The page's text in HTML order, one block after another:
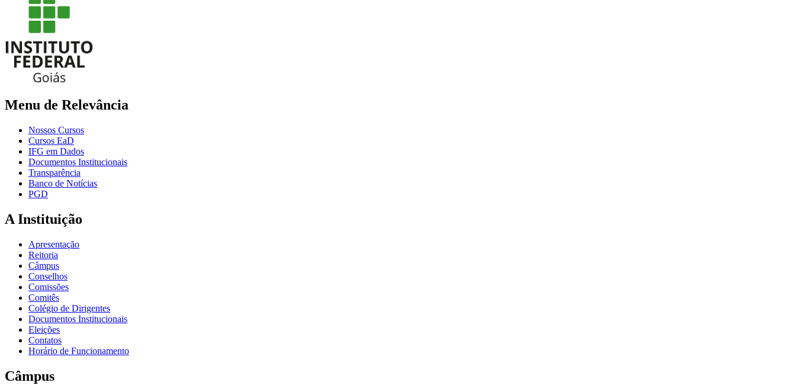
Menu de Relevância
Nossos Cursos
Cursos EaD
IFG em Dados
Documentos Institucionais
Transparência
Banco de Notícias
PGD
A Instituição
Apresentação
Reitoria
Câmpus
Conselhos
Comissões
Comitês
Colégio de Dirigentes
Documentos Institucionais
Eleições
Contatos
Horário de Funcionamento
Câmpus